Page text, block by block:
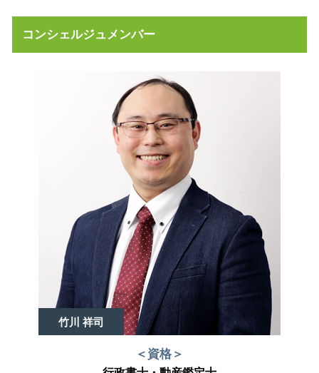
相続発生 流れ
遺産分割協議 弁護士 司法書士
民法 相続発生日
高齢者 不動産 活用
不動産 活用 コンサル
不動産 相続手続き 必要書類
不動産 寄付 税金
不動産売買契約 ドタキャン 売主
コンシェルジュメンバー
竹川 祥司
＜資格＞